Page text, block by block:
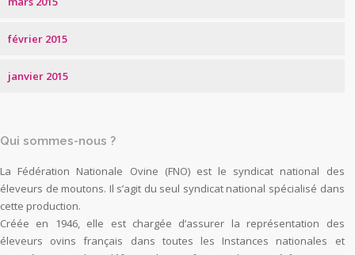
février 2015
janvier 2015
Qui sommes-nous ?
La Fédération Nationale Ovine (FNO) est le syndicat national des
éleveurs de moutons. Il s’agit du seul syndicat national spécialisé dans
cette production.
Créée en 1946, elle est chargée d’assurer la représentation des
éleveurs ovins français dans toutes les Instances nationales et